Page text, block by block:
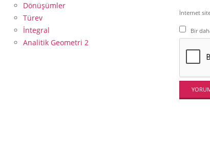
İnternet
Bir
Dönüşümler
Türev
İntegral
Analitik Geometri 2